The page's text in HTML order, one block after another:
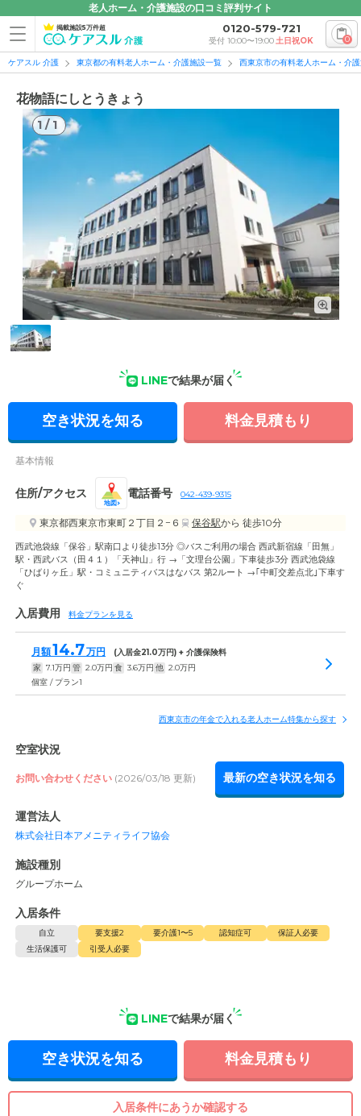
老人ホーム・介護施設の口コミ評判サイト
掲載施設5万件超 0120-579-721
受付 10:00〜19:00土日祝OK 0
ケアスル 介護 東京都の有料老人ホーム・介護施設一覧 西東京市の有料老人ホーム・介
花物語にしとうきょう
1 / 1
LINEで結果が届く
空き状況を知る 料金見積もり
基本情報
住所/アクセス
地図
電話番号 042-439-9315
東京都西東京市東町２丁目２−６ 保谷駅から 徒歩10分
西武池袋線「保谷」駅南口より徒歩13分 ◎バスご利用の場合 西武新宿線「田無」
駅・西武バス（田４１）「天神山」行 →「文理台公園」下車徒歩3分 西武池袋線
「ひばりヶ丘」駅・コミュニティバスはなバス 第2ルート →｢中町交差点北｣下車す
ぐ
入居費用 料金プランを見る
月額14.7万円 (入居金21.0万円) + 介護保険料
家 7.1万円 管 2.0万円 食 3.6万円 他 2.0万円
個室 / プラン1
西東京市の年金で入れる老人ホーム特集から探す
空室状況
お問い合わせください (2026/03/18 更新) 最新の空き状況を知る
運営法人
株式会社日本アメニティライフ協会
施設種別
グループホーム
入居条件
自立 要支援2 要介護1〜5 認知症可
保証人必要
生活保護可
引受人必要
LINEで結果が届く
空き状況を知る 料金見積もり
入居条件にあうか確認する